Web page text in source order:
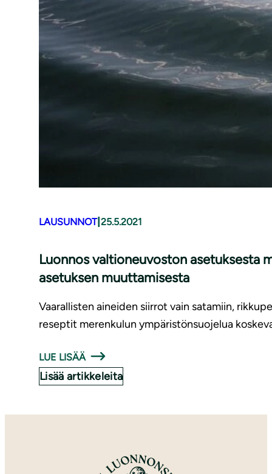
LAUSUNNOT| 25.5.2021
Luonnos valtioneuvoston asetuksesta
asetuksen muuttamisesta
Vaarallisten aineiden siirrot vain satamiin,
reseptit merenkulun ympäristönsuojelua
LUE LISÄÄ
Lisää artikkeleita